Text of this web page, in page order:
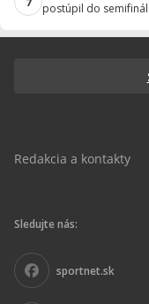
postúpil do
Redakcia a kontakty
Sledujte nás:
sportnet.sk